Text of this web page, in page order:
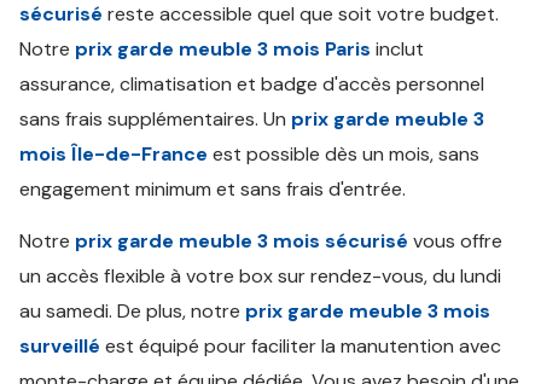
sécurisé reste accessible quel que soit votre budget.
Notre prix garde meuble 3 mois Paris inclut
assurance, climatisation et badge d'accès personnel
sans frais supplémentaires. Un prix garde meuble 3
mois Île-de-France est possible dès un mois, sans
engagement minimum et sans frais d'entrée.
Notre prix garde meuble 3 mois sécurisé vous offre
un accès flexible à votre box sur rendez-vous, du lundi
au samedi. De plus, notre prix garde meuble 3 mois
surveillé est équipé pour faciliter la manutention avec